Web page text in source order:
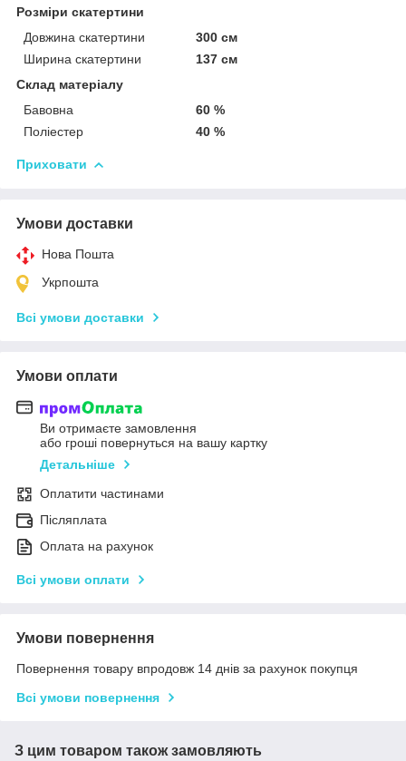
Розміри скатертини
Довжина скатертини
300 см
Ширина скатертини
137 см
Склад матеріалу
Бавовна
60 %
Поліестер
40 %
Приховати
Умови доставки
Нова Пошта
Укрпошта
Всі умови доставки
Умови оплати
Ви отримаєте замовлення
або гроші повернуться на вашу картку
Детальніше
Оплатити частинами
Післяплата
Оплата на рахунок
Всі умови оплати
Умови повернення
Повернення товару впродовж 14 днів за рахунок покупця
Всі умови повернення
З цим товаром також замовляють